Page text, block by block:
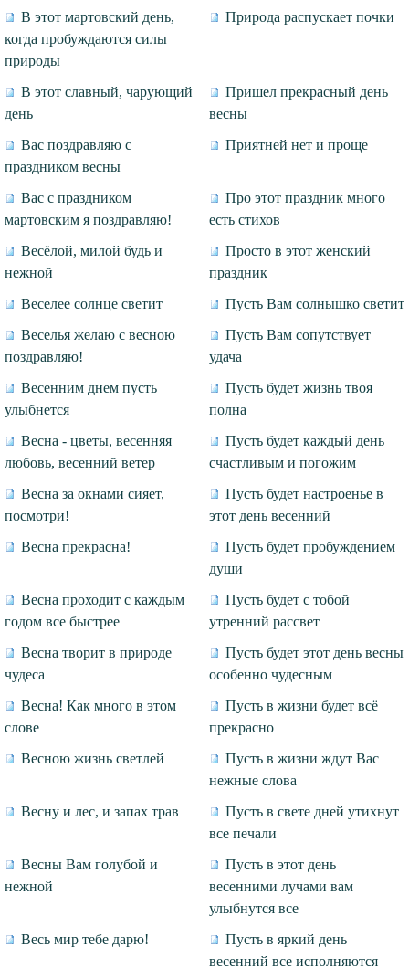
В этот мартовский день,
когда пробуждаются силы
природы
Природа распускает почки
В этот славный, чарующий
день
Пришел прекрасный день
весны
Вас поздравляю с
праздником весны
Приятней нет и проще
Вас с праздником
мартовским я поздравляю!
Про этот праздник много
есть стихов
Весёлой, милой будь и
нежной
Просто в этот женский
праздник
Веселее солнце светит
Пусть Вам солнышко светит
Веселья желаю с весною
поздравляю!
Пусть Вам сопутствует
удача
Весенним днем пусть
улыбнется
Пусть будет жизнь твоя
полна
Весна - цветы, весенняя
любовь, весенний ветер
Пусть будет каждый день
счастливым и погожим
Весна за окнами сияет,
посмотри!
Пусть будет настроенье в
этот день весенний
Весна прекрасна!
Пусть будет пробуждением
души
Весна проходит с каждым
годом все быстрее
Пусть будет с тобой
утренний рассвет
Весна творит в природе
чудеса
Пусть будет этот день весны
особенно чудесным
Весна! Как много в этом
слове
Пусть в жизни будет всё
прекрасно
Весною жизнь светлей
Пусть в жизни ждут Вас
нежные слова
Весну и лес, и запах трав
Пусть в свете дней утихнут
все печали
Весны Вам голубой и
нежной
Пусть в этот день
весенними лучами вам
улыбнутся все
Весь мир тебе дарю!
Пусть в яркий день
весенний все исполняются